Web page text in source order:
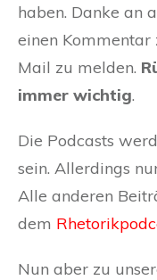
haben. Danke an
einen Kommentar
Mail zu melden.
immer wichtig.
Die Podcasts
sein. Allerdings
Alle anderen
dem
Nun aber zu